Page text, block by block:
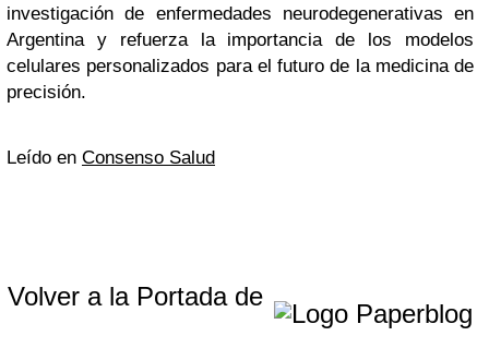
investigación de enfermedades neurodegenerativas en
Argentina y refuerza la importancia de los modelos
celulares personalizados para el futuro de la medicina de
precisión.
Leído en Consenso Salud
Volver a la Portada de